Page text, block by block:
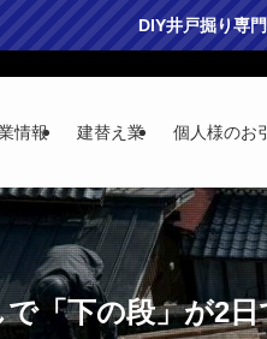
DIY井戸掘り専
情報 建替え業 個人様のお
「下の段」が2